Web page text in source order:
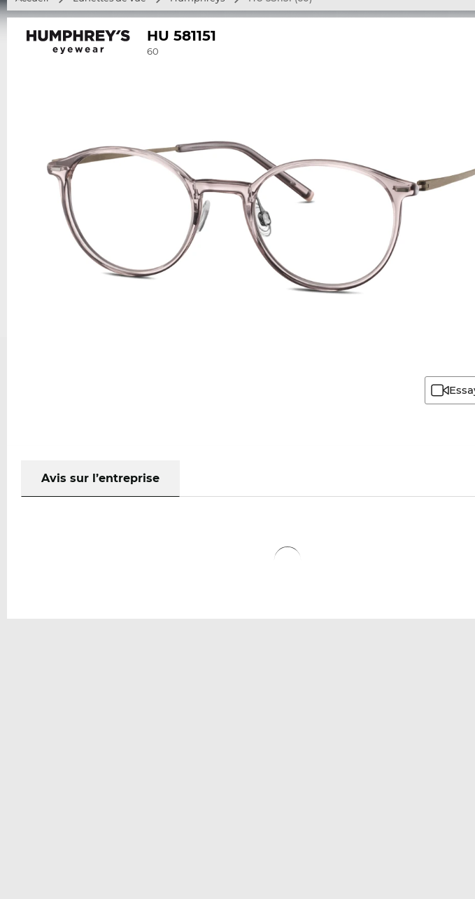
HU 581151
60
Avis sur l’entreprise